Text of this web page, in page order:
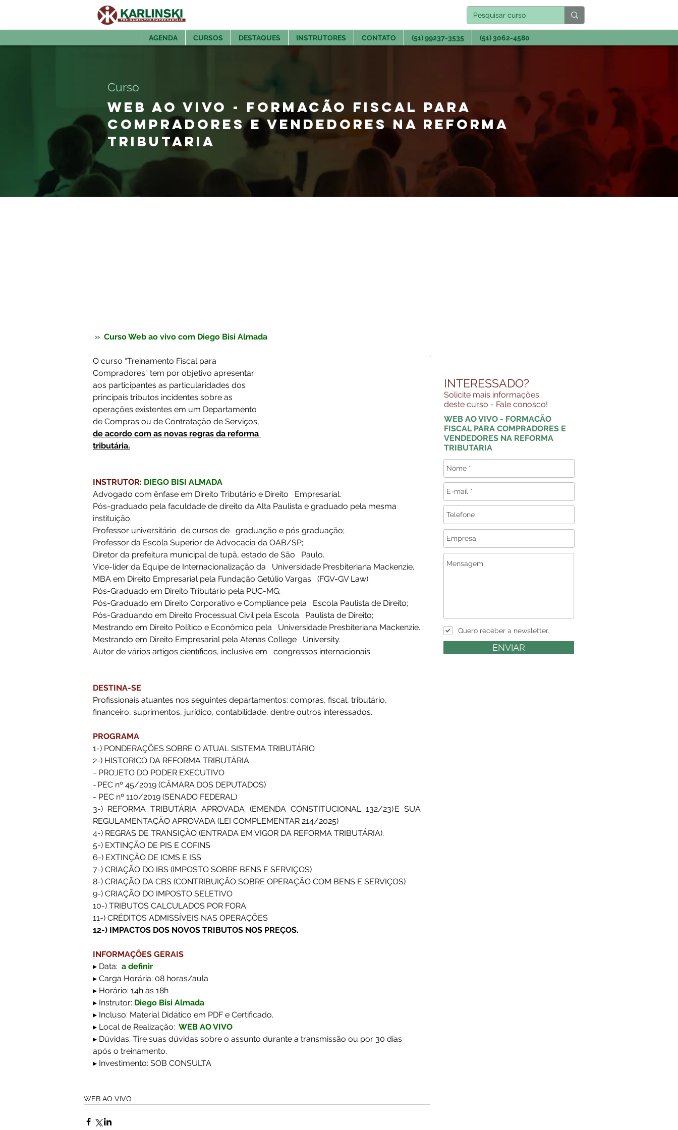
AGENDA CURSOS DESTAQUES INSTRUTORES CONTATO (51) 99237-3535 (51) 3062-4580
INTERESSADO?
Solicite mais informações
deste curso - Fale conosco!
WEB AO VIVO - FORMACÃO
FISCAL PARA COMPRADORES E
VENDEDORES NA REFORMA
TRIBUTARIA
Quero receber a newsletter.
ENVIAR
Curso
WEB AO VIVO - FORMACÃO FISCAL PARA
COMPRADORES E VENDEDORES NA REFORMA
TRIBUTARIA
» Curso Web ao vivo com Diego Bisi Almada
O curso “Treinamento Fiscal para
Compradores” tem por objetivo apresentar
aos participantes as particularidades dos
principais tributos incidentes sobre as
operações existentes em um Departamento
de Compras ou de Contratação de Serviços,
de acordo com as novas regras da reforma
tributária.
INSTRUTOR: DIEGO BISI ALMADA
Advogado com ênfase em Direito Tributário e Direito   Empresarial.
Pós-graduado pela faculdade de direito da Alta Paulista e graduado pela mesma
instituição.
Professor universitário  de cursos de   graduação e pós graduação;
Professor da Escola Superior de Advocacia da OAB/SP;
Diretor da prefeitura municipal de tupã, estado de São   Paulo.
Vice-líder da Equipe de Internacionalização da   Universidade Presbiteriana Mackenzie.
MBA em Direito Empresarial pela Fundação Getúlio Vargas   (FGV-GV Law).
Pós-Graduado em Direito Tributário pela PUC-MG;
Pós-Graduado em Direito Corporativo e Compliance pela   Escola Paulista de Direito;
Pós-Graduando em Direito Processual Civil pela Escola   Paulista de Direito;
Mestrando em Direito Político e Econômico pela   Universidade Presbiteriana Mackenzie.
Mestrando em Direito Empresarial pela Atenas College   University.
Autor de vários artigos científicos, inclusive em   congressos internacionais.
DESTINA-SE
Profissionais atuantes nos seguintes departamentos: compras, fiscal, tributário,
financeiro, suprimentos, jurídico, contabilidade, dentre outros interessados.
PROGRAMA
1-) PONDERAÇÕES SOBRE O ATUAL SISTEMA TRIBUTÁRIO
2-) HISTORICO DA REFORMA TRIBUTÁRIA
- PROJETO DO PODER EXECUTIVO
- PEC nº 45/2019 (CÂMARA DOS DEPUTADOS)
- PEC nº 110/2019 (SENADO FEDERAL)
3-) REFORMA TRIBUTÁRIA APROVADA (EMENDA CONSTITUCIONAL 132/23) E SUA
REGULAMENTAÇÃO APROVADA (LEI COMPLEMENTAR 214/2025)
4-) REGRAS DE TRANSIÇÃO (ENTRADA EM VIGOR DA REFORMA TRIBUTÁRIA).
5-) EXTINÇÃO DE PIS E COFINS
6-) EXTINÇÃO DE ICMS E ISS
7-) CRIAÇÃO DO IBS (IMPOSTO SOBRE BENS E SERVIÇOS)
8-) CRIAÇÃO DA CBS (CONTRIBUIÇÃO SOBRE OPERAÇÃO COM BENS E SERVIÇOS)
9-) CRIAÇÃO DO IMPOSTO SELETIVO
10-) TRIBUTOS CALCULADOS POR FORA
11-) CRÉDITOS ADMISSÍVEIS NAS OPERAÇÕES
12-) IMPACTOS DOS NOVOS TRIBUTOS NOS PREÇOS.
INFORMAÇÕES GERAIS
▸ Data: a definir
▸ Carga Horária: 08 horas/aula
▸ Horário: 14h às 18h
▸ Instrutor: Diego Bisi Almada
▸ Incluso: Material Didático em PDF e Certificado.
▸ Local de Realização: WEB AO VIVO
▸ Dúvidas: Tire suas dúvidas sobre o assunto durante a transmissão ou por 30 dias
após o treinamento.
▸ Investimento: SOB CONSULTA
WEB AO VIVO